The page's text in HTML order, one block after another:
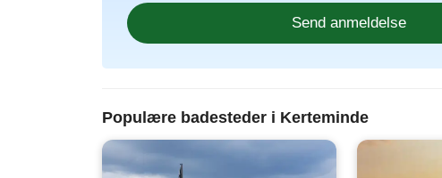
Populære badesteder i Kerteminde